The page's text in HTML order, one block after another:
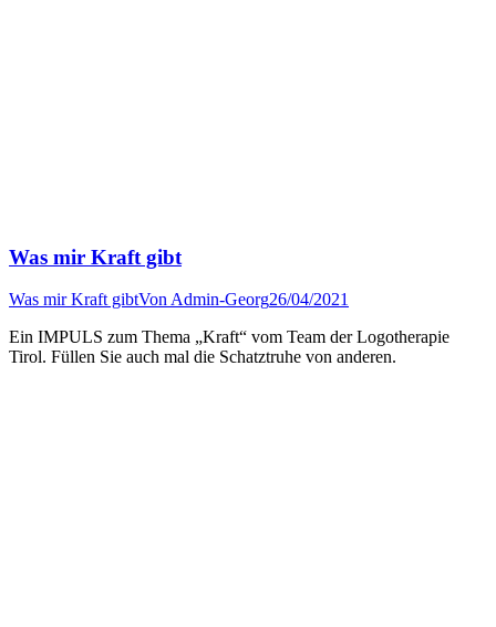
Was mir Kraft gibt
Was mir Kraft gibtVonAdmin-Georg26/04/2021
Ein IMPULS zum Thema „Kraft“ vom Team der Logotherapie
Tirol. Füllen Sie auch mal die Schatztruhe von anderen.